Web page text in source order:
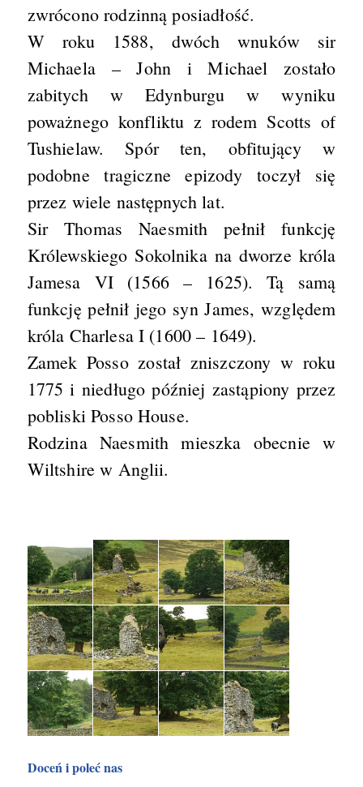
zwrócono rodzinną posiadłość.
W roku 1588, dwóch wnuków sir
Michaela – John i Michael zostało
zabitych w Edynburgu w wyniku
poważnego konfliktu z rodem Scotts of
Tushielaw. Spór ten, obfitujący w
podobne tragiczne epizody toczył się
przez wiele następnych lat.
Sir Thomas Naesmith pełnił funkcję
Królewskiego Sokolnika na dworze króla
Jamesa VI (1566 – 1625). Tą samą
funkcję pełnił jego syn James, względem
króla Charlesa I (1600 – 1649).
Zamek Posso został zniszczony w roku
1775 i niedługo później zastąpiony przez
pobliski Posso House.
Rodzina Naesmith mieszka obecnie w
Wiltshire w Anglii.
Doceń i poleć nas